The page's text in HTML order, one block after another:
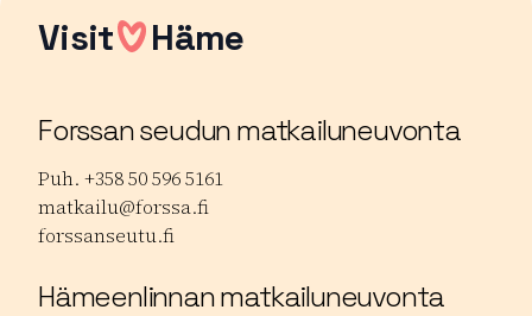
Visit Häme
Forssan seudun matkailuneuvonta
Puh. +358 50 596 5161
matkailu@forssa.fi
forssanseutu.fi
Hämeenlinnan matkailuneuvonta